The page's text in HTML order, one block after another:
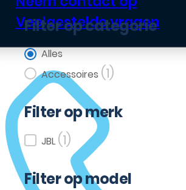
Veelgestelde vragen
Filter op categorie
Filter op categorie
Alles
Accessoires (1)
Filter op merk
Filter op merk
JBL (1)
Filter op model